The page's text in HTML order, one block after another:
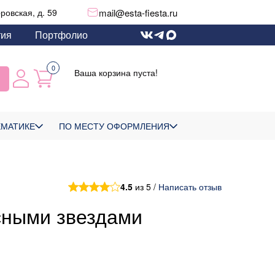
д. 59 mail@esta-fiesta.ru
Портфолио
0 Ваша корзина пуста!
ПО МЕСТУ ОФОРМЛЕНИЯ
4.5 из 5 / Написать отзыв
звездами